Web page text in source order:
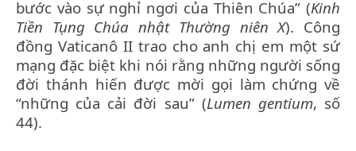
bước vào sự nghỉ ngơi của Thiên Chúa” (Kinh
Tiền Tụng Chúa nhật Thường niên X). Công
đồng Vaticanô II trao cho anh chị em một sứ
mạng đặc biệt khi nói rằng những người sống
đời thánh hiến được mời gọi làm chứng về
“những của cải đời sau” (Lumen gentium, số
44).